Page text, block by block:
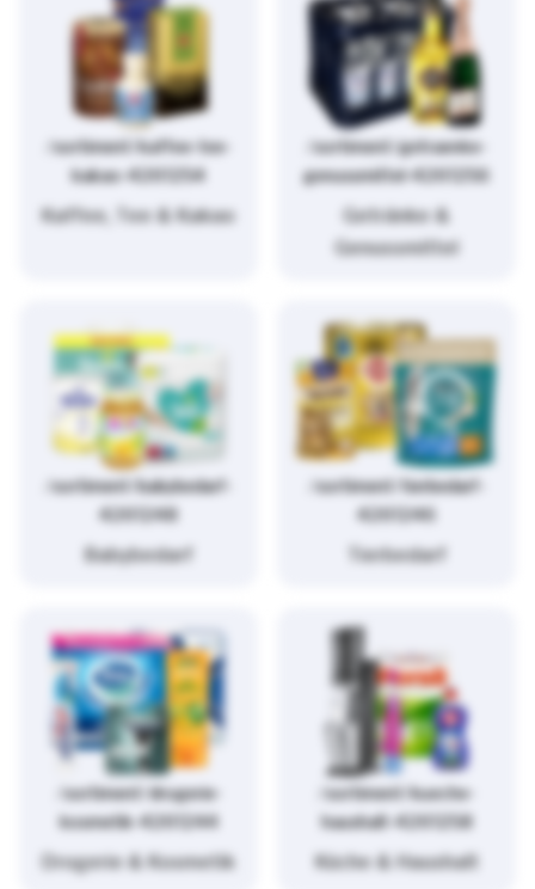
/sortiment/kaffee-tee-
kakao-4261254
Kaffee, Tee & Kakao
/sortiment/getraenke-
genussmittel-4261256
Getränke &
Genussmittel
/sortiment/babybedarf-
4261248
Babybedarf
/sortiment/tierbedarf-
4261246
Tierbedarf
/sortiment/drogerie-
kosmetik-4261244
Drogerie & Kosmetik
/sortiment/kueche-
haushalt-4261258
Küche & Haushalt